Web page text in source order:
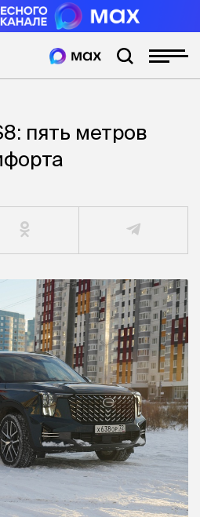
пять метров